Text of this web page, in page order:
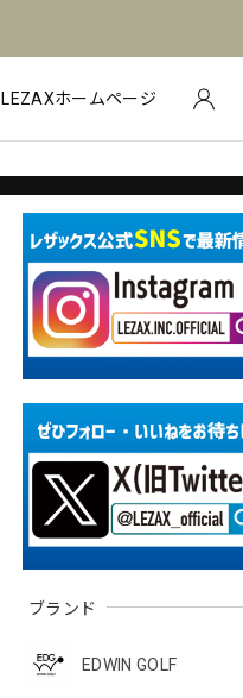
LEZAXホームページ
ブランド
EDWIN GOLF